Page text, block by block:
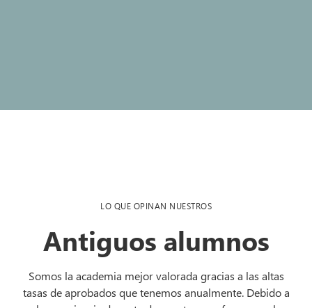
LO QUE OPINAN NUESTROS
Antiguos alumnos
Somos la academia mejor valorada gracias a las altas
tasas de aprobados que tenemos anualmente. Debido a